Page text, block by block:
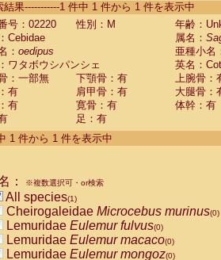
CebidaeSaguinus labiatus(0)
Cebidae Saguinus leucopus (0)
Cebidae
Cebidae
CebidaeSaguinus nigricollis (0)
Cebidae Saguinus oedipus
Cebidae Saguinus weddelli
Cebidae Saguinusspp.
Cebidae Aotus trivirgatus
Cebidae Cebus albifrons
CebidaeCebus nigrivittatus
CebidaeCebus
CebidaeSaimiri boliviensis(0)
CebidaeSaimiri sciureus(0)
AtelidaeAlouatta caraya(0)
AtelidaeAlouatta fusca(0)
結果-----------1 件中 1 件から 1 件を表示中
号：02220
性別：M
年齢：
Cebidae
属名：
： oedipus
亜種小名
ワタボウシパンシェ
英名：
：一部無
下顎骨：有
上腕骨：
有
肩甲骨：有
大腿骨：
有
寛骨：有
体幹：有
足：有
1 件から 1 件を表示中
： ※複数選択可・or検索
All species(1)
Cheirogaleidae Microcebus murinus(0)
Lemuridae Eulemur fulvus(0)
Lemuridae Eulemur macaco(0)
Lemuridae Eulemur mongoz(0)